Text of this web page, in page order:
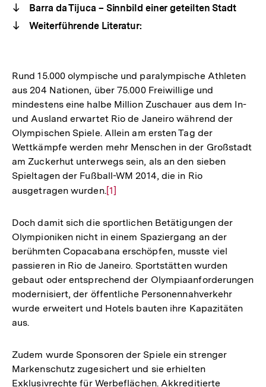
Barra da Tijuca – Sinnbild einer geteilten Stadt
Weiterführende Literatur:
Rund 15.000 olympische und paralympische Athleten
aus 204 Nationen, über 75.000 Freiwillige und
mindestens eine halbe Million Zuschauer aus dem In-
und Ausland erwartet Rio de Janeiro während der
Olympischen Spiele. Allein am ersten Tag der
Wettkämpfe werden mehr Menschen in der Großstadt
am Zuckerhut unterwegs sein, als an den sieben
Spieltagen der Fußball-WM 2014, die in Rio
ausgetragen wurden.Zur
der
Fußnote
[1]
Doch damit sich die sportlichen Betätigungen der
Olympioniken nicht in einem Spaziergang an der
berühmten Copacabana erschöpfen, musste viel
passieren in Rio de Janeiro. Sportstätten wurden
gebaut oder entsprechend der Olympiaanforderungen
modernisiert, der öffentliche Personennahverkehr
wurde erweitert und Hotels bauten ihre Kapazitäten
aus.
Zudem wurde Sponsoren der Spiele ein strenger
Markenschutz zugesichert und sie erhielten
Exklusivrechte für Werbeflächen. Akkreditierte